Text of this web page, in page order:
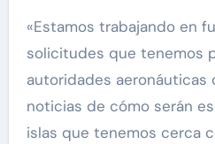
«Estamos trabajando en
solicitudes que tenemos
autoridades aeronáuticas
noticias de cómo serán
islas que tenemos cerca